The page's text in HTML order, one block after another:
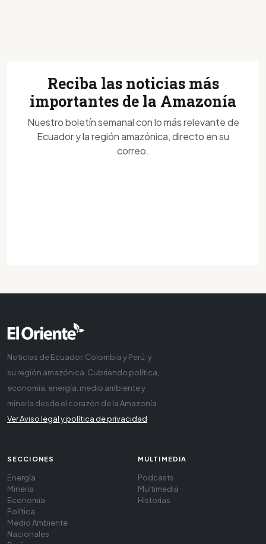
Reciba las noticias más
importantes de la Amazonía
Nuestro boletín semanal con lo más relevante de
Ecuador y la región amazónica, directo en su
correo.
Noticias de Ecuador, Colombia y Perú, y
su región amazónica. Cubriendo política,
economía, energía, medio ambiente y
minería desde el corazón de la Amazonía
Ver Aviso legal y política de privacidad
SECCIONES
Energía
Minería
Economía
Política
Medio Ambiente
Nacionales
MULTIMEDIA
Podcasts
Multimedia
Historias